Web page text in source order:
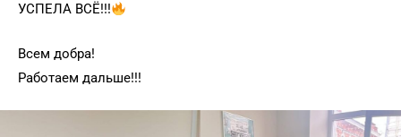
УСПЕЛА ВСЁ!!!
Всем добра!
Работаем дальше!!!